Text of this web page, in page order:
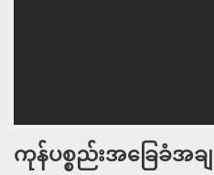
ကုန်ပစ္စည်းအခြေခံ